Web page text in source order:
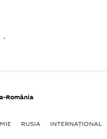
România
RUSIA INTERNAŢIONAL